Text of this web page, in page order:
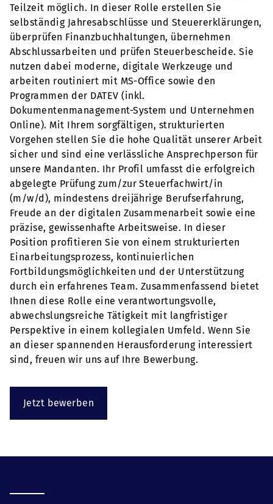
Teilzeit möglich. In dieser Rolle erstellen Sie
selbständig Jahresabschlüsse und Steuererklärungen,
überprüfen Finanzbuchhaltungen, übernehmen
Abschlussarbeiten und prüfen Steuerbescheide. Sie
nutzen dabei moderne, digitale Werkzeuge und
arbeiten routiniert mit MS-Office sowie den
Programmen der DATEV (inkl.
Dokumentenmanagement-System und Unternehmen
Online). Mit Ihrem sorgfältigen, strukturierten
Vorgehen stellen Sie die hohe Qualität unserer Arbeit
sicher und sind eine verlässliche Ansprechperson für
unsere Mandanten. Ihr Profil umfasst die erfolgreich
abgelegte Prüfung zum/zur Steuerfachwirt/in
(m/w/d), mindestens dreijährige Berufserfahrung,
Freude an der digitalen Zusammenarbeit sowie eine
präzise, gewissenhafte Arbeitsweise. In dieser
Position profitieren Sie von einem strukturierten
Einarbeitungsprozess, kontinuierlichen
Fortbildungsmöglichkeiten und der Unterstützung
durch ein erfahrenes Team. Zusammenfassend bietet
Ihnen diese Rolle eine verantwortungsvolle,
abwechslungsreiche Tätigkeit mit langfristiger
Perspektive in einem kollegialen Umfeld. Wenn Sie
an dieser spannenden Herausforderung interessiert
sind, freuen wir uns auf Ihre Bewerbung.
Jetzt bewerben